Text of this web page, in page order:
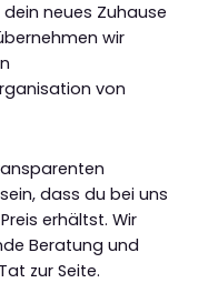
neues Zuhause
wir
von
dass du bei uns
erhältst. Wir
Beratung und
zur Seite.